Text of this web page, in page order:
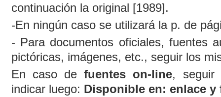
continuación la original [1989].
-En ningún caso se utilizará la p. de
- Para documentos oficiales, fuentes
pictóricas, imágenes, etc., seguir los
En caso de fuentes on-line, seguir
indicar luego: Disponible en: enlace